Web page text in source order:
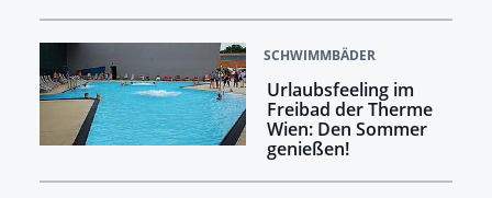
SCHWIMMBÄDER
Urlaubsfeeling im
Freibad der Therme
Wien: Den Sommer
genießen!